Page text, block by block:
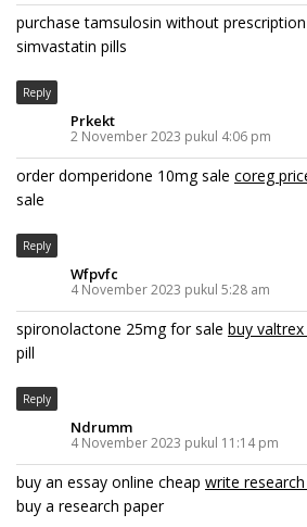
purchase tamsulosin without prescription
simvastatin pills
Reply
Prkekt
2 November 2023 pukul 4:06 pm
order domperidone 10mg sale coreg
sale
Reply
Wfpvfc
4 November 2023 pukul 5:28 am
spironolactone 25mg for sale buy valtrex
pill
Reply
Ndrumm
4 November 2023 pukul 11:14 pm
buy an essay online cheap write
buy a research paper